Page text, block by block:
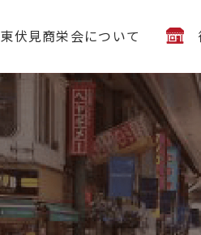
東伏見商栄会について